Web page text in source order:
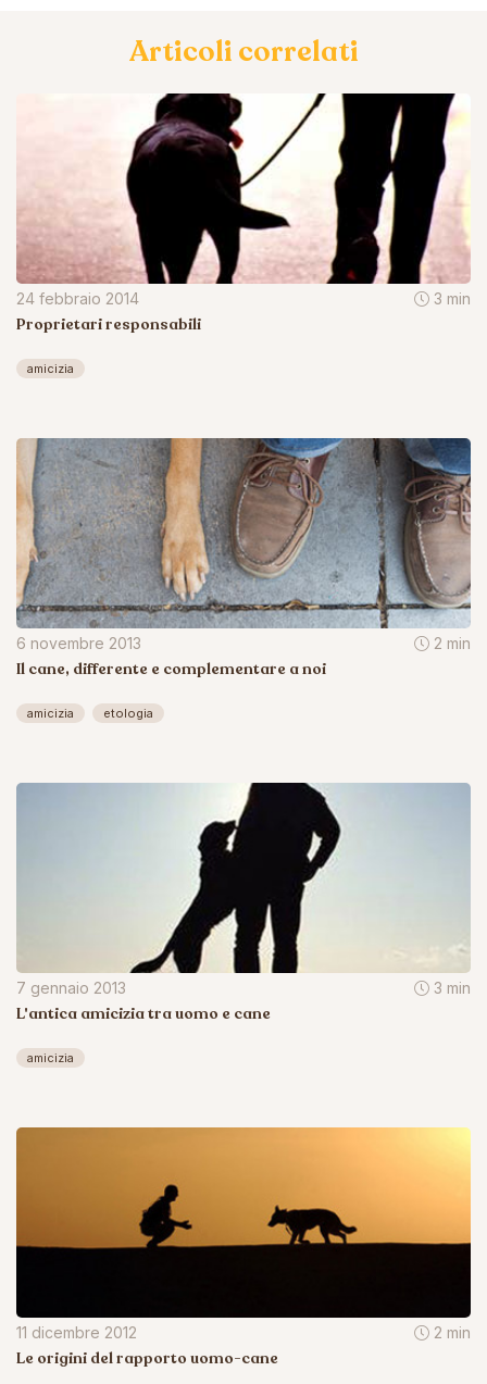
Articoli correlati
24 febbraio 2014 3 min
Proprietari responsabili
amicizia
6 novembre 2013 2 min
Il cane, differente e complementare a noi
amicizia etologia
7 gennaio 2013 3 min
L'antica amicizia tra uomo e cane
amicizia
11 dicembre 2012 2 min
Le origini del rapporto uomo-cane